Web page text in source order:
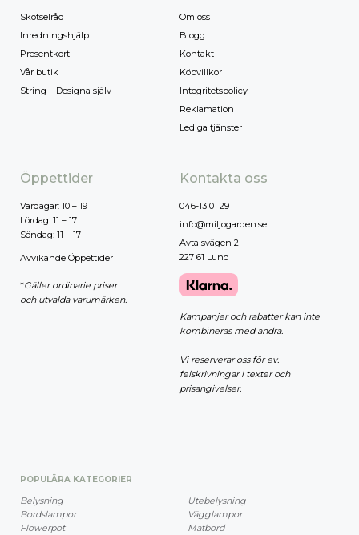
Skötselråd
Inredningshjälp
Presentkort
Vår butik
String – Designa själv
Om oss
Blogg
Kontakt
Köpvillkor
Integritetspolicy
Reklamation
Lediga tjänster
Öppettider
Vardagar: 10 – 19
Lördag: 11 – 17
Söndag: 11 – 17
Avvikande Öppettider
*Gäller ordinarie priser
och utvalda varumärken.
Kontakta oss
046-13 01 29
info@miljogarden.se
Avtalsvägen 2
227 61 Lund
Kampanjer och rabatter kan inte
kombineras med andra.
Vi reserverar oss för ev.
felskrivningar i texter och
prisangivelser.
POPULÄRA KATEGORIER
Belysning
Bordslampor
Flowerpot
Utebelysning
Vägglampor
Matbord